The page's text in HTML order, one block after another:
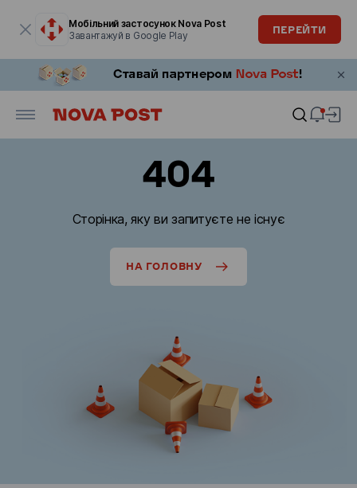
Мобільний застосунок Nova Post
Завантажуй в Google Play
ПЕРЕЙТИ
404
Сторінка, яку ви запитуєте не існує
НА ГОЛОВНУ